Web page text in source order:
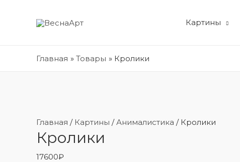
Картины
Главная Товары Кролики
Главная / Картины /Анималистика / Кролики
Кролики
17600₽